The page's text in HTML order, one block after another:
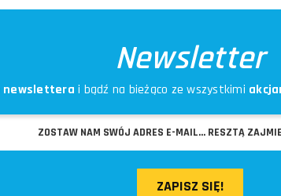
Newsletter
newslettera i bądź na bieżąco ze wszystkimi
ZAPISZ SIĘ!